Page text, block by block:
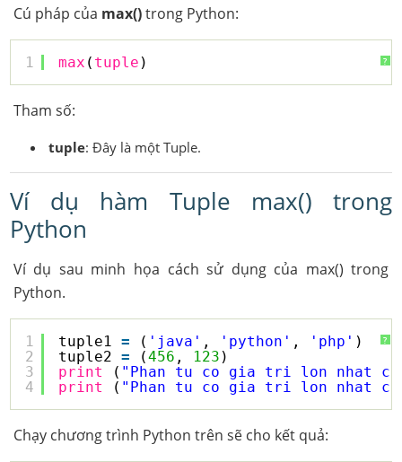
Cú pháp của max()trong Python:
?
1 max ( tuple )
Tham số:
tuple: Đây là một Tuple.
Ví dụ hàm Tuple max() trong
Python
Ví dụ sau minh họa cách sử dụng của max() trong
Python.
?
1
2
3
4
tuple1 = ( 'java' , 'python' , 'php' )
tuple2 = (456 , 123 )
print
( "Phan tu co gia tri lon nhat
print
( "Phan tu co gia tri lon nhat
Chạy chương trình Python trên sẽ cho kết quả: